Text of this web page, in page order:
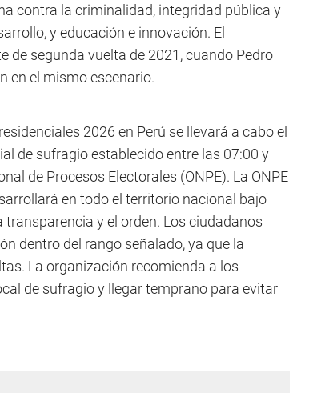
contra la criminalidad, integridad pública y
y educación e innovación. El
de segunda vuelta de 2021, cuando Pedro
en el mismo escenario.
2026 en Perú se llevará a cabo el
de sufragio establecido entre las 07:00 y
de Procesos Electorales (ONPE). La ONPE
en todo el territorio nacional bajo
y el orden. Los ciudadanos
dentro del rango señalado, ya que la
La organización recomienda a los
de sufragio y llegar temprano para evitar